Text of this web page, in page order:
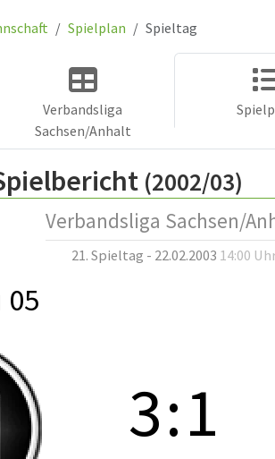
Spielplan Spieltag
Verbandsliga
Sachsen/Anhalt
(2002/03)
Verbandsliga Sachsen/
21. Spieltag - 22.02.2003 14:00
05
3:1